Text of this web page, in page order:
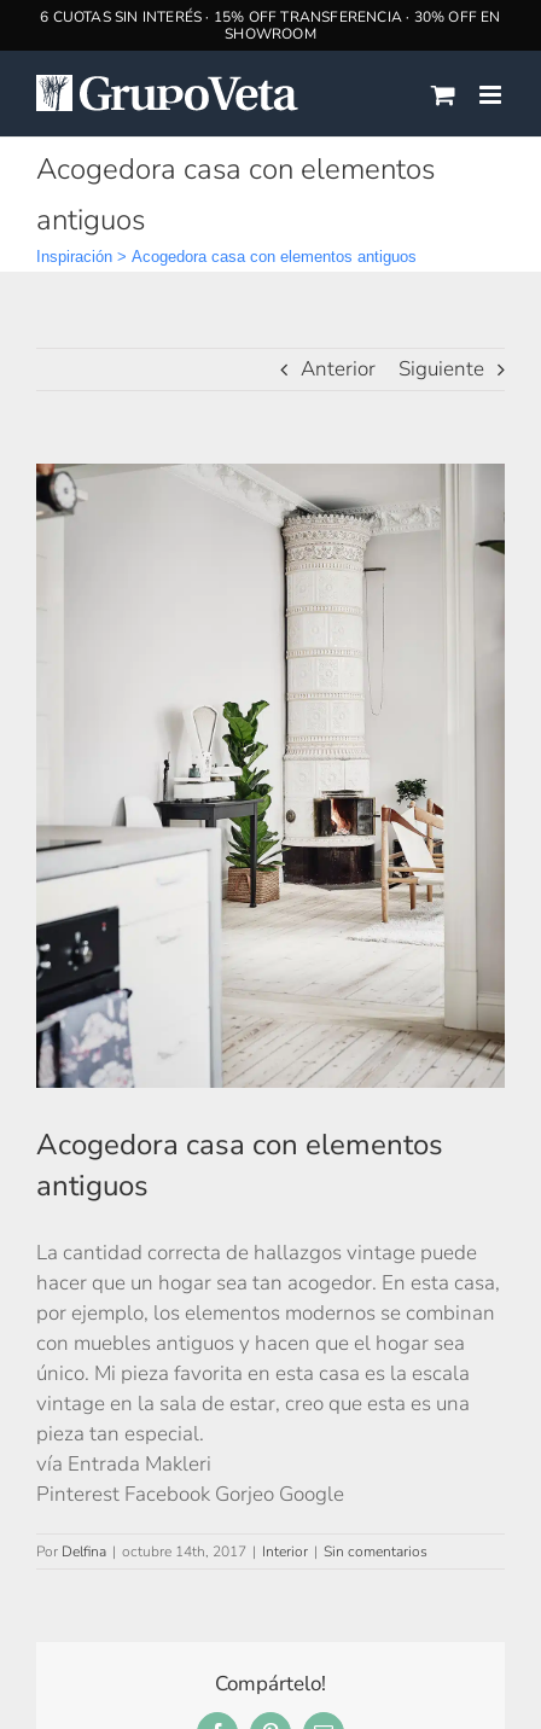
Acogedora casa con elementos
antiguos
Inspiración > Acogedora casa con elementos antiguos
Anterior Siguiente
Acogedora casa con elementos
antiguos
La cantidad correcta de hallazgos vintage puede
hacer que un hogar sea tan acogedor. En esta casa,
por ejemplo, los elementos modernos se combinan
con muebles antiguos y hacen que el hogar sea
único. Mi pieza favorita en esta casa es la escala
vintage en la sala de estar, creo que esta es una
pieza tan especial.
vía Entrada Makleri
Pinterest Facebook Gorjeo Google
Por Delfina | octubre 14th, 2017 | Interior | Sin comentarios
Compártelo!